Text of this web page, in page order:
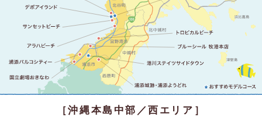
［沖縄本島中部／西エリア］